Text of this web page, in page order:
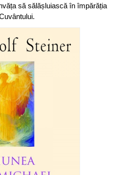
să sălășluiască în împărăția